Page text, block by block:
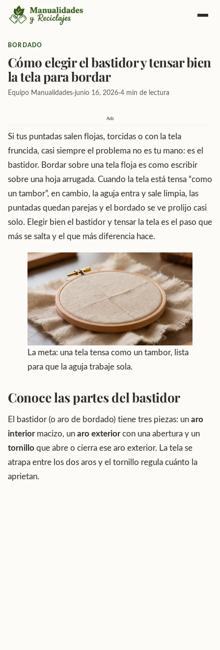
Inicio
Crochet
Reciclajes
Manualidades
Corte y Costura
Cursos Gratuitos
BORDADO
Cómo elegir el bastidor y tensar bien
la tela para bordar
Equipo Manualidades·junio 16, 2026·4 min de lectura
Ads
Si tus puntadas salen flojas, torcidas o con la tela
fruncida, casi siempre el problema no es tu mano: es el
bastidor. Bordar sobre una tela floja es como escribir
sobre una hoja arrugada. Cuando la tela está tensa “como
un tambor”, en cambio, la aguja entra y sale limpia, las
puntadas quedan parejas y el bordado se ve prolijo casi
solo. Elegir bien el bastidor y tensar la tela es el paso que
más se salta y el que más diferencia hace.
La meta: una tela tensa como un tambor, lista
para que la aguja trabaje sola.
Conoce las partes del bastidor
El bastidor (o aro de bordado) tiene tres piezas: un aro
interiormacizo, un aro exteriorcon una abertura y un
tornillo que abre o cierra ese aro exterior. La tela se
atrapa entre los dos aros y el tornillo regula cuánto la
aprietan.